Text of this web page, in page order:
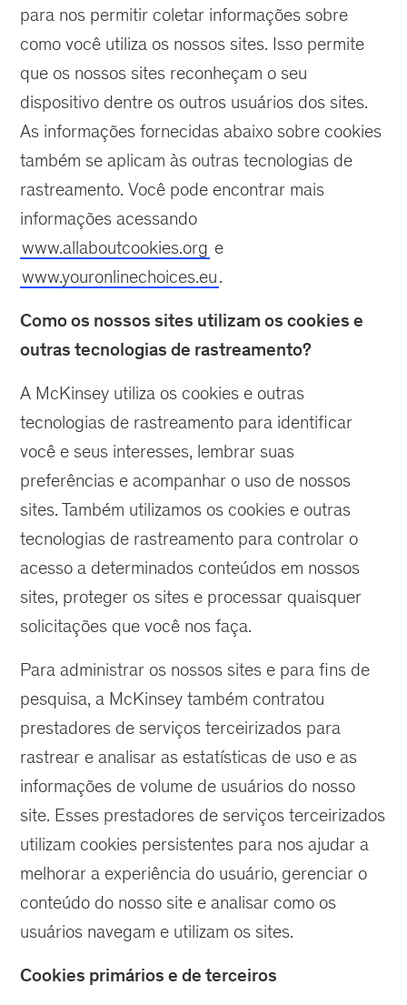
para nos permitir coletar informações sobre
como você utiliza os nossos sites. Isso permite
que os nossos sites reconheçam o seu
dispositivo dentre os outros usuários dos sites.
As informações fornecidas abaixo sobre cookies
também se aplicam às outras tecnologias de
rastreamento. Você pode encontrar mais
informações acessando
www.allaboutcookies.org e
www.youronlinechoices.eu.
Como os nossos sites utilizam os cookies e
outras tecnologias de rastreamento?
A McKinsey utiliza os cookies e outras
tecnologias de rastreamento para identificar
você e seus interesses, lembrar suas
preferências e acompanhar o uso de nossos
sites. Também utilizamos os cookies e outras
tecnologias de rastreamento para controlar o
acesso a determinados conteúdos em nossos
sites, proteger os sites e processar quaisquer
solicitações que você nos faça.
Para administrar os nossos sites e para fins de
pesquisa, a McKinsey também contratou
prestadores de serviços terceirizados para
rastrear e analisar as estatísticas de uso e as
informações de volume de usuários do nosso
site. Esses prestadores de serviços terceirizados
utilizam cookies persistentes para nos ajudar a
melhorar a experiência do usuário, gerenciar o
conteúdo do nosso site e analisar como os
usuários navegam e utilizam os sites.
Cookies primários e de terceiros